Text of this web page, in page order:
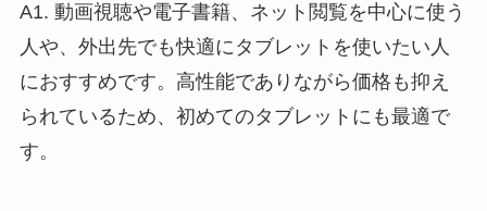
A1. 動画視聴や電子書籍、ネット閲覧を中心に使う
人や、外出先でも快適にタブレットを使いたい人
におすすめです。高性能でありながら価格も抑え
られているため、初めてのタブレットにも最適で
す。